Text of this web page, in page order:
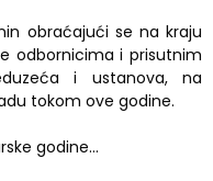
obraćajući se na kraju
odbornicima i prisutnim
i ustanova, na
tokom ove godine.
godine…